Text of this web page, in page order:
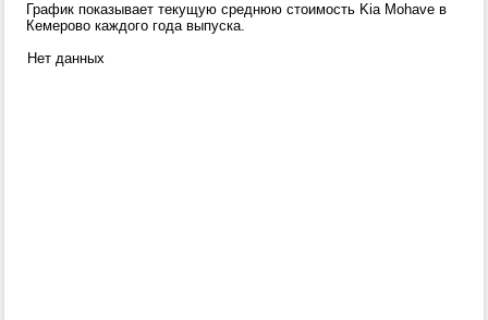
График показывает текущую среднюю стоимость Kia Mohave в
Кемерово каждого года выпуска.
Нет данных